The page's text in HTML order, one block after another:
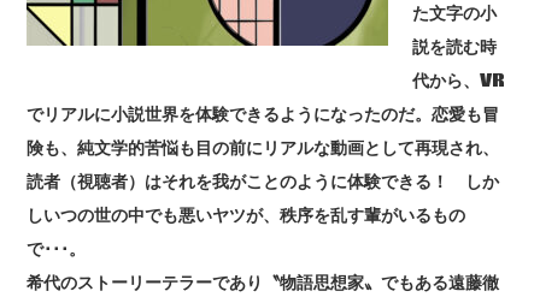
た文字の小
説を読む時
代から、VR
でリアルに小説世界を体験できるようになったのだ。恋愛も冒
険も、純文学的苦悩も目の前にリアルな動画として再現され、
読者（視聴者）はそれを我がことのように体験できる！ しか
しいつの世の中でも悪いヤツが、秩序を乱す輩がいるもの
で･･･。
希代のストーリーテラーであり〝物語思想家〟でもある遠藤徹